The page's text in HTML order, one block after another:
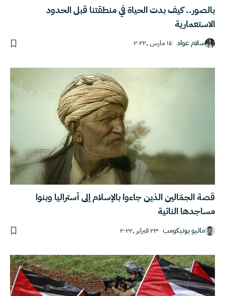
بالصور.. كيف بدت الحياة في منطقتنا قبل الحدود
الاستعمارية
سلام عواد ١٤ مارس ,٢٠٢٢
قصة الجمّالين الذين جاءوا بالإسلام إلى أستراليا وبنوا
مساجدها النائية
ماثيو يونيكومب ٢٣ فبراير ,٢٠٢٢